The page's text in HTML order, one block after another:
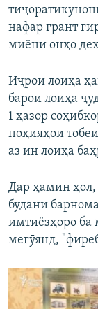
нафар грант
миёни онҳо
Иҷрои лоиҳа
барои лоиҳа
1 ҳазор
ноҳияҳои
аз ин лоиҳа
Дар ҳамин ҳол,
будани
имтиёзҳоро
мегӯянд,